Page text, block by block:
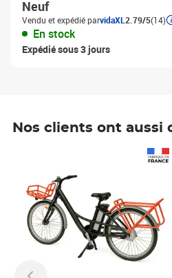
Neuf
Vendu et expédié parvidaXL 2.79/5(14)
En stock
Expédié sous 3 jours
Nos clients ont aussi